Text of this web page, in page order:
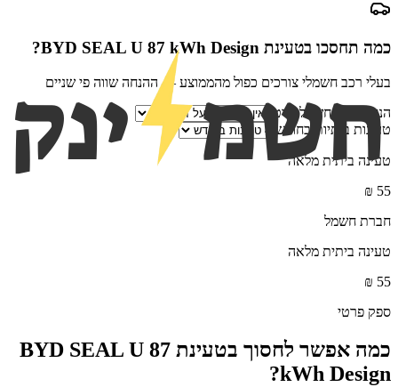
כמה תחסכו בטעינת BYD SEAL U 87 kWh Design
?
בעלי רכב חשמלי צורכים כפול מהממוצע — ההנחה שווה פי שניים
הנחת ספק חשמל פרטי
טעינות ביתיות בחודש
טעינה ביתית מלאה
55
₪
חברת חשמל
טעינה ביתית מלאה
55
₪
ספק פרטי
כמה אפשר לחסוך בטעינת BYD SEAL U 87
kWh Design
?